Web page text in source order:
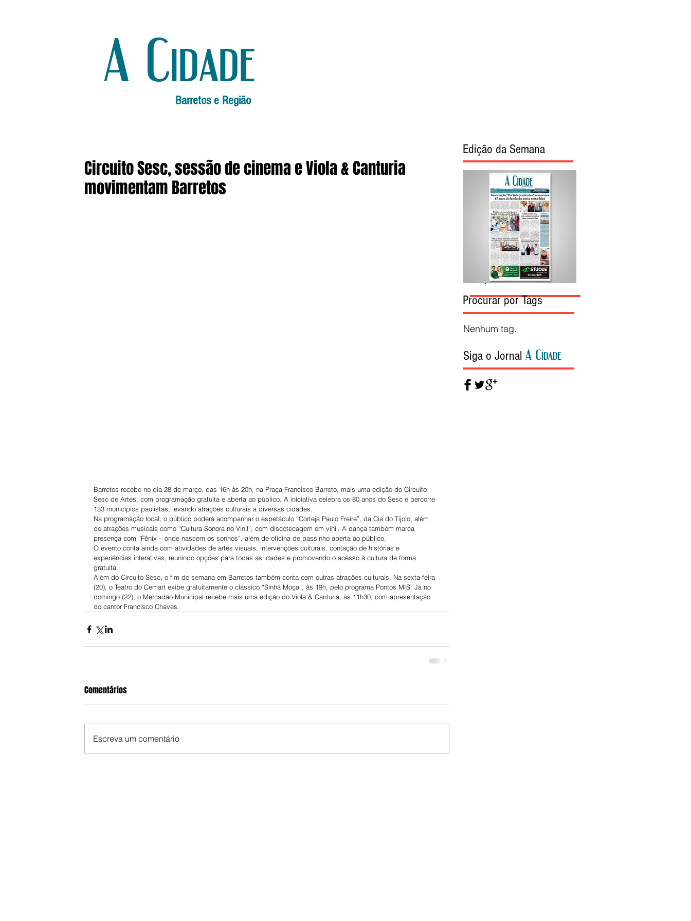
A Cidade
Barretos e Região
Circuito Sesc, sessão de cinema e Viola & Canturia
movimentam Barretos
Barretos recebe no dia 28 de março, das 16h às 20h, na Praça Francisco Barreto, mais uma edição do Circuito
Sesc de Artes, com programação gratuita e aberta ao público. A iniciativa celebra os 80 anos do Sesc e percorre
133 municípios paulistas, levando atrações culturais a diversas cidades.
Na programação local, o público poderá acompanhar o espetáculo “Corteja Paulo Freire”, da Cia do Tijolo, além
de atrações musicais como “Cultura Sonora no Vinil”, com discotecagem em vinil. A dança também marca
presença com “Fênix – onde nascem os sonhos”, além de oficina de passinho aberta ao público.
O evento conta ainda com atividades de artes visuais, intervenções culturais, contação de histórias e
experiências interativas, reunindo opções para todas as idades e promovendo o acesso à cultura de forma
gratuita.
Além do Circuito Sesc, o fim de semana em Barretos também conta com outras atrações culturais. Na sexta-feira
(20), o Teatro do Cemart exibe gratuitamente o clássico “Sinhá Moça”, às 19h, pelo programa Pontos MIS. Já no
domingo (22), o Mercadão Municipal recebe mais uma edição do Viola & Canturia, às 11h30, com apresentação
do cantor Francisco Chaves.
Comentários
Escreva um comentário
Edição da Semana
Edição da Semana
Procurar por Tags
Nenhum tag.
Siga o Jornal A Cidade